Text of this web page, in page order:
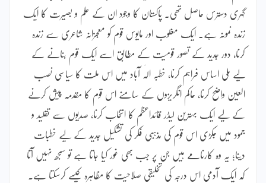
گہری دسترس حاصل تھی۔ پاکستان کا وجود ان کے علم و بصیرت کا ایک
زندہ نمونہ ہے۔ ایک مغلوب اور مایوس قوم کو معجزانہ شاعری سے زندہ
کرنا، دور جدید کے تصور قومیت کے مطابق اسے ایک قوم بنانے کے
لیے ملی اساس فراہم کرنا، خطبہ الٰہ آباد میں اس ملت کا سیاسی نصب
العین واضح کرنا، حاکم انگریزوں کے سامنے اس قوم کا مقدمہ پیش کرنے
کے لیے ایک بہترین لیڈر قائداعظم کا انتخاب کرنا، صدیوں سے تقلید و
جمود میں جکڑی اس قوم کی مذہبی فکر کی تشکیل جدید کے لیے خطبات
دینا؛ یہ وہ کارنامے ہیں جن پر جب بھی غور کیا جاتا ہے تو سمجھ نہیں آتا
کہ ایک آدمی اس درجہ کی تخلیقی صلاحیت کا مظاہرہ کیسے کرسکتا ہے۔